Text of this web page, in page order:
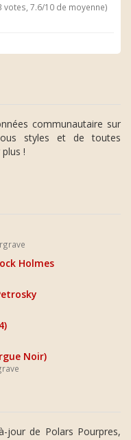
votes, 7.6/10 de moyenne)
communautaire sur
styles et de toutes
!
Holmes
Noir)
jour de Polars Pourpres,